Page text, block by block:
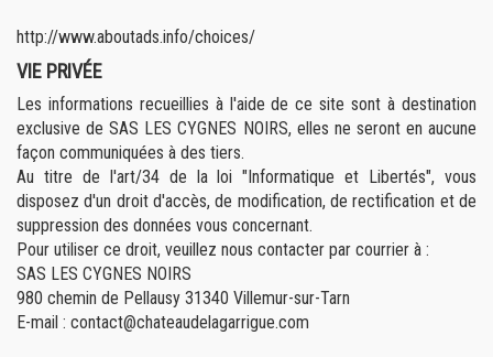
http://www.aboutads.info/choices/
VIE PRIVÉE
Les informations recueillies à l'aide de ce site sont à destination
exclusive de SAS LES CYGNES NOIRS, elles ne seront en aucune
façon communiquées à des tiers.
Au titre de l'art/34 de la loi "Informatique et Libertés", vous
disposez d'un droit d'accès, de modification, de rectification et de
suppression des données vous concernant.
Pour utiliser ce droit, veuillez nous contacter par courrier à :
SAS LES CYGNES NOIRS
980 chemin de Pellausy 31340 Villemur-sur-Tarn
E-mail : contact@chateaudelagarrigue.com